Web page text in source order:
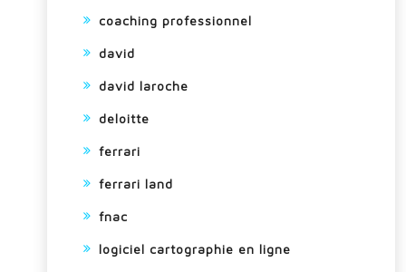
coaching professionnel
david
david laroche
deloitte
ferrari
ferrari land
fnac
logiciel cartographie en ligne